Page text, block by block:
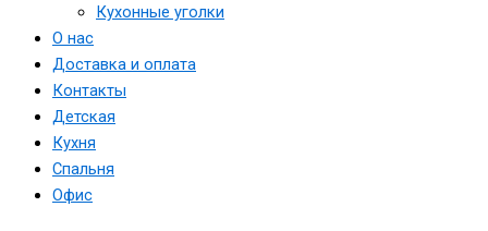
Кухонные уголки
О нас
Доставка и оплата
Контакты
Детская
Кухня
Спальня
Офис